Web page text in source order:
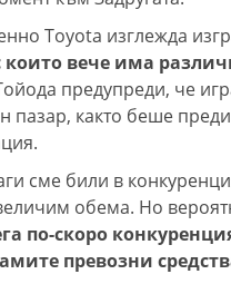
Toyota изглежда
които вече има
предупреди, че
пазар, както беше
сме били в
обема. Но
по-скоро
превозни